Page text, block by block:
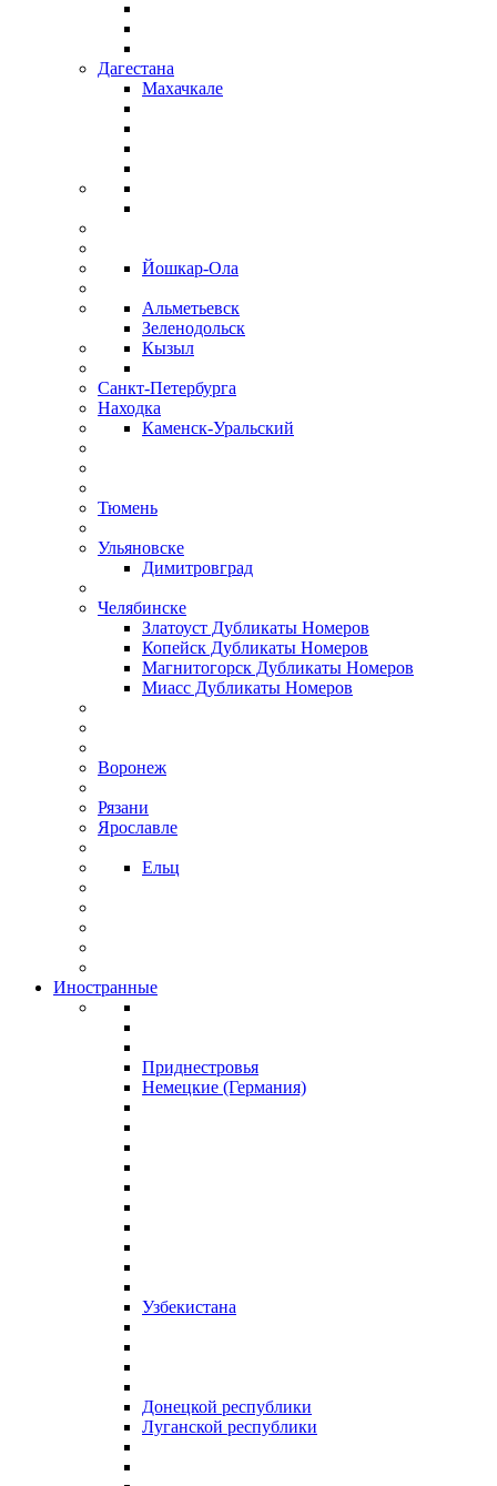
Дагестана
Махачкале
Йошкар-Ола
Альметьевск
Зеленодольск
Кызыл
Санкт-Петербурга
Находка
Каменск-Уральский
Тюмень
Ульяновске
Димитровград
Челябинске
Златоуст Дубликаты Номеров
Копейск Дубликаты Номеров
Магнитогорск Дубликаты Номеров
Миасс Дубликаты Номеров
Воронеж
Рязани
Ярославле
Ельц
Иностранные
Приднестровья
Немецкие (Германия)
Узбекистана
Донецкой республики
Луганской республики